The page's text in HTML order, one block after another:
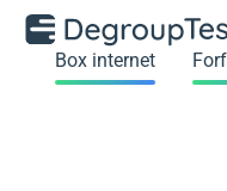
Box internet